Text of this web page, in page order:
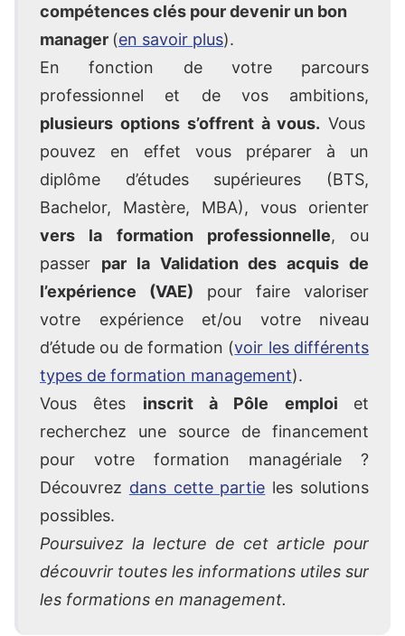
compétences clés pour devenir un bon
manager (en savoir plus).
En fonction de votre parcours
professionnel et de vos ambitions,
plusieurs options s’offrent à vous. Vous
pouvez en effet vous préparer à un
diplôme d’études supérieures (BTS,
Bachelor, Mastère, MBA), vous orienter
vers la formation professionnelle, ou
passer par la Validation des acquis de
l’expérience (VAE) pour faire valoriser
votre expérience et/ou votre niveau
d’étude ou de formation (voir les différents
types de formation management).
Vous êtes inscrit à Pôle emploi et
recherchez une source de financement
pour votre formation managériale ?
Découvrez dans cette partie les solutions
possibles.
Poursuivez la lecture de cet article pour
découvrir toutes les informations utiles sur
les formations en management.